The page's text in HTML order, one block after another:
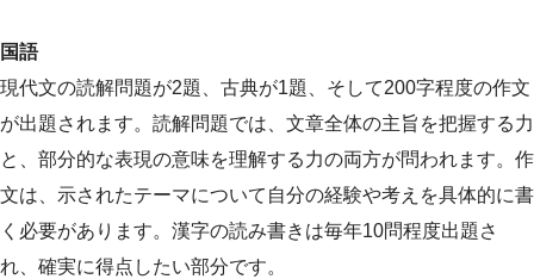
国語
現代文の読解問題が2題、古典が1題、そして200字程度の作文
が出題されます。読解問題では、文章全体の主旨を把握する力
と、部分的な表現の意味を理解する力の両方が問われます。作
文は、示されたテーマについて自分の経験や考えを具体的に書
く必要があります。漢字の読み書きは毎年10問程度出題さ
れ、確実に得点したい部分です。